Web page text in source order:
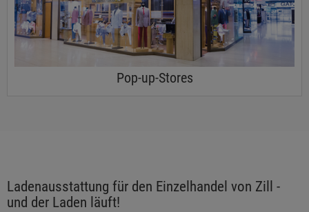
Pop-up-Stores
Ladenausstattung für den Einzelhandel von Zill -
und der Laden läuft!